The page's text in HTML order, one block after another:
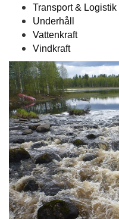
Transport & Logistik
Underhåll
Vattenkraft
Vindkraft